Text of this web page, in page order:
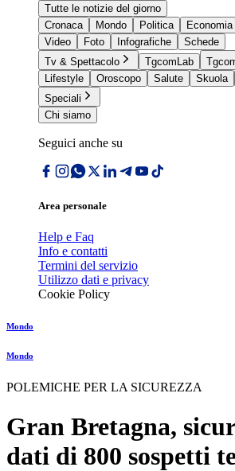
Tutte le notizie del giorno
Cronaca
Mondo Politica Economia
Video
Foto Infografiche
Schede
Tv & Spettacolo
TgcomLab
Lifestyle
Oroscopo Salute Skuola
Speciali
Chi siamo
Seguici anche su
Area personale
Help e Faq
Info e contatti
Termini del servizio
Utilizzo dati e privacy
Cookie Policy
Mondo
Mondo
POLEMICHE PER LA SICUREZZA
Gran Bretagna,
dati di 800 sospetti